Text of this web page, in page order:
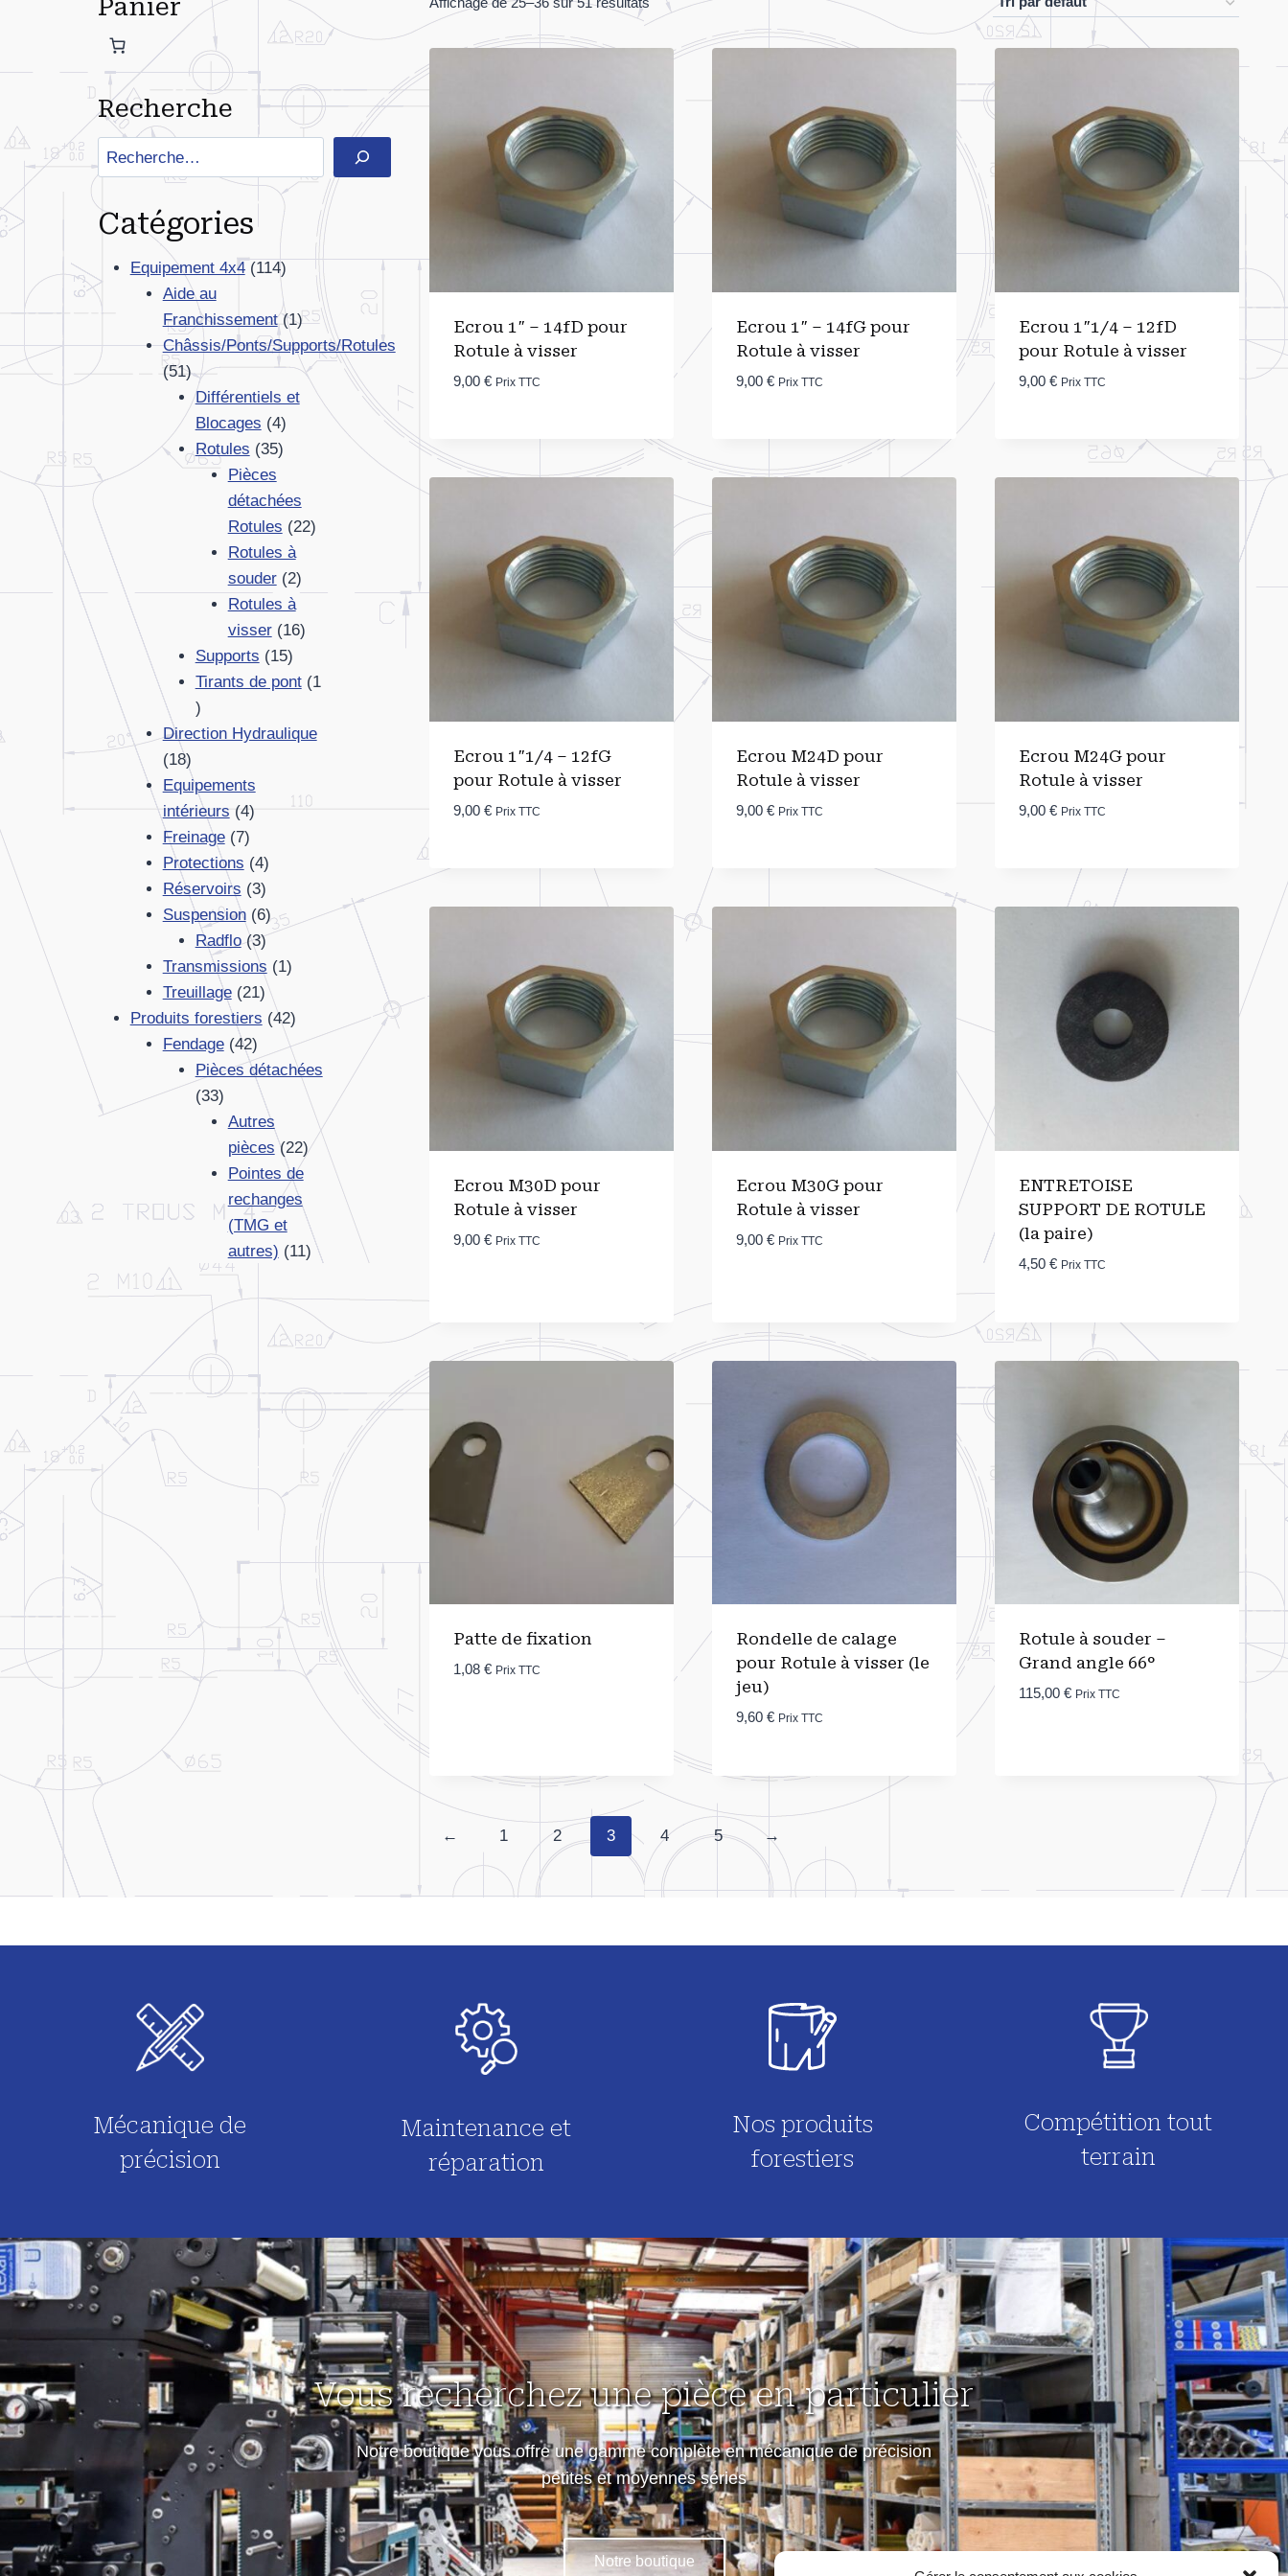
Ecrou 1″ – 14fD pour
Rotule à visser
9,00 € Prix TTC
Ecrou 1″ – 14fG pour
Rotule à visser
9,00 € Prix TTC
Ecrou 1″1/4 – 12fD
pour Rotule à visser
9,00 € Prix TTC
Ecrou 1″1/4 – 12fG
pour Rotule à visser
9,00 € Prix TTC
Ecrou M24D pour
Rotule à visser
9,00 € Prix TTC
Ecrou M24G pour
Rotule à visser
9,00 € Prix TTC
Ecrou M30D pour
Rotule à visser
9,00 € Prix TTC
Ecrou M30G pour
Rotule à visser
9,00 € Prix TTC
ENTRETOISE
SUPPORT DE ROTULE
(la paire)
4,50 € Prix TTC
Patte de fixation
1,08 € Prix TTC
Rondelle de calage
pour Rotule à visser (le
jeu)
9,60 € Prix TTC
Rotule à souder –
Grand angle 66°
115,00 € Prix TTC
← 1 2 3 4 5 →
Panier
Recherche
Rechercher
Catégories
Equipement 4x4 114114
produits
Aide au
Franchissement 11
produit
Châssis/Ponts/Supports/Rotules
5151
produits
Différentiels et
Blocages
44
produits
Rotules 3535
Pièces
détachées
Rotules
2222
Rotules à
souder 22
produits
Rotules à
visser 1616
Supports 1515
produits
Tirants de pont 1
1
produit
Direction Hydraulique
1818
produits
Equipements
intérieurs
44
produits
Freinage 77
produits
Protections 44
produits
Réservoirs 33
produits
Suspension 66
produits
Radflo 33
produits
Transmissions 11
Treuillage 2121
produits
Produits forestiers 4242
produits
Fendage 4242
produits
Pièces détachées
3333
produits
Autres
pièces
2222
produits
Pointes de
rechanges
(TMG et
autres)
1111
Mécanique de
précision
Maintenance et
réparation
Nos produits
forestiers
Compétition tout
terrain
Vous recherchez une pièce en particulier
Notre boutique vous offre une gamme complète en mécanique de précision
petites et moyennes séries
Notre boutique